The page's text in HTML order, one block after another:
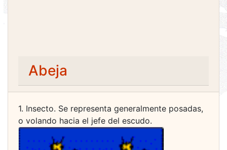
Abeja
1. Insecto. Se repre­senta gene­ralmente posadas,
o volando hacia el jefe del escudo.